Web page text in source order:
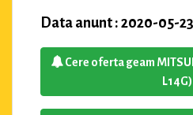
Data anunt : 2020-05-
Cere oferta geam
L14G)